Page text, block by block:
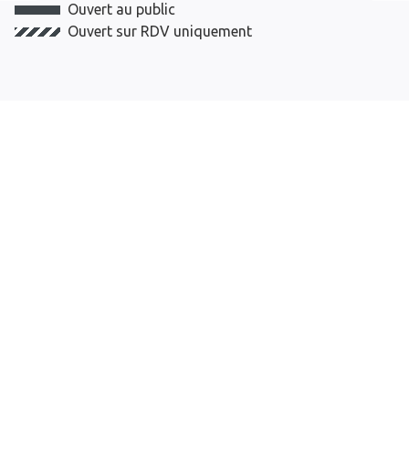
Ouvert au public
Ouvert sur RDV uniquement